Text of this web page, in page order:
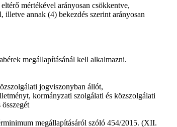
mértékével arányosan csökkentve,
illetve annak (4) bekezdés szerint arányosan
megállapításánál kell alkalmazni.
jogviszonyban állót,
kormányzati szolgálati és közszolgálati
megállapításáról szóló 454/2015. (XII.